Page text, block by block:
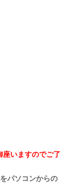
いますのでご了
パソコンからの